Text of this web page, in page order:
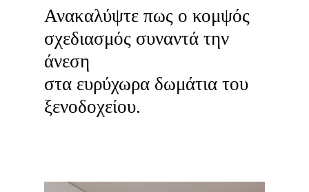
Ανακαλύψτε πως ο κομψός
σχεδιασμός συναντά την
άνεση
στα ευρύχωρα δωμάτια του
ξενοδοχείου.